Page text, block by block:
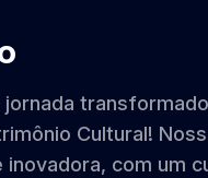
Cultural!
com um